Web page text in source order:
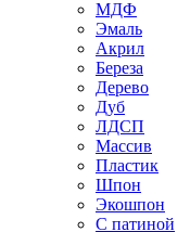
МДФ
Эмаль
Акрил
Береза
Дерево
Дуб
ЛДСП
Массив
Пластик
Шпон
Экошпон
С патиной